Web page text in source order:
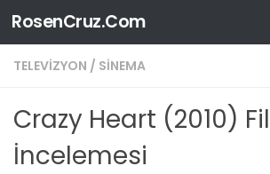
Skip to content
RosenCruz.Com
TELEVIZYON / SINEMA
Crazy Heart (2010)
İncelemesi